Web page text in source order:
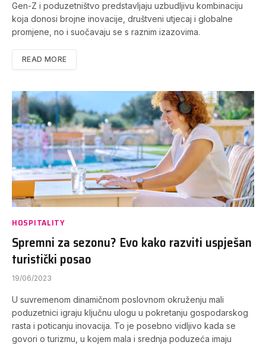
Gen-Z i poduzetništvo predstavljaju uzbudljivu kombinaciju
koja donosi brojne inovacije, društveni utjecaj i globalne
promjene, no i suočavaju se s raznim izazovima.
READ MORE
HOSPITALITY
Spremni za sezonu? Evo kako razviti uspješan
turistički posao
19/06/2023
U suvremenom dinamičnom poslovnom okruženju mali
poduzetnici igraju ključnu ulogu u pokretanju gospodarskog
rasta i poticanju inovacija. To je posebno vidljivo kada se
govori o turizmu, u kojem mala i srednja poduzeća imaju